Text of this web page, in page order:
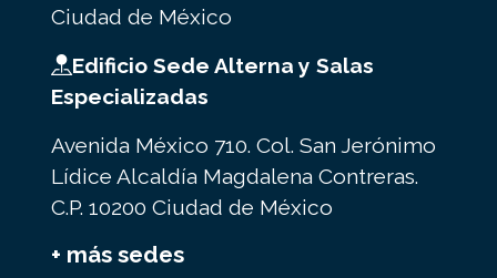
Ciudad de México
Edificio Sede Alterna y Salas
Especializadas
Avenida México 710. Col. San Jerónimo
Lídice Alcaldía Magdalena Contreras.
C.P. 10200 Ciudad de México
+ más sedes